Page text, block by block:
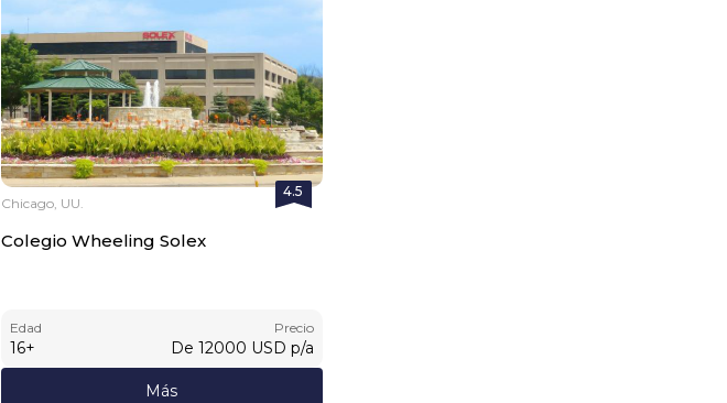
4.5
Chicago, UU.
Colegio Wheeling Solex
Edad
16+
Precio
De 12000 USD p/a
Más